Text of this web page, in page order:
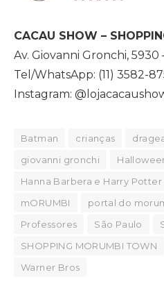
CACAU SHOW –
Av. Giovanni Gronchi, 5930
Tel/WhatsApp: (11) 3582-
Instagram:
Batman crianças
giovanni gronchi
Hanna Barbera e Harry Potter
mORUMBI
portal do
Professores
São Paulo
SHOPPING MORUMBI TOWN
Warner Bros